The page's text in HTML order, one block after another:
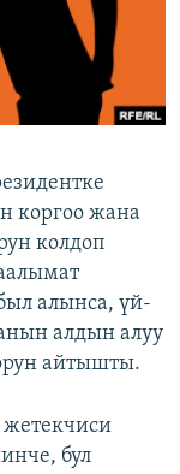
коргоо жана
колдоп
алынса, үй-
алдын алуу
айтышты.
жетекчиси
бул